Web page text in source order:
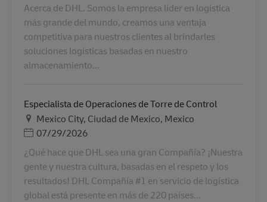
Acerca de DHL. Somos la empresa líder en logística
más grande del mundo, creamos una ventaja
competitiva para nuestros clientes al brindarles
soluciones logísticas basadas en nuestro
almacenamiento...
Especialista de Operaciones de Torre de Control
Местоположение
Mexico City, Ciudad de Mexico, Mexico
Дата публикации
07/29/2026
¿Qué hace que DHL sea una gran Compañía? ¡Nuestra
gente y nuestra cultura, basadas en el respeto y los
resultados! DHL Compañía #1 en servicio de logística
global está presente en más de 220 países...